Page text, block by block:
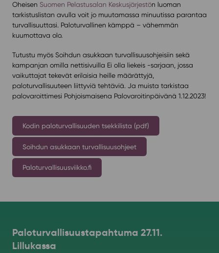
Oheisen Suomen Pelastusalan Keskusjärjestön luoman
tarkistuslistan avulla voit jo muutamassa minuutissa parantaa
turvallisuuttasi. Paloturvallinen kämppä – vähemmän
kuumottava olo.
Tutustu myös Soihdun asukkaan turvallisuusohjeisiin sekä
kampanjan omilla nettisivuilla Ei olla liekeis -sarjaan, jossa
vaikuttajat tekevät erilaisia heille määrättyjä,
paloturvallisuuteen liittyviä tehtäviä. Ja muista tarkistaa
palovaroittimesi Pohjoismaisena Palovaroitinpäivänä 1.12.2023!
Kodin paloturvallisuuden tsekkilista (pdf)
Soihdun asukkaan turvallisuusohjeet
Paloturvallisuusviikko.fi
Paloturvallisuustapahtuma 27.11.
Lillukassa